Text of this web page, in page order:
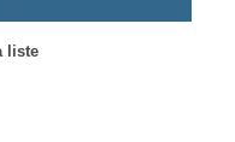
liste